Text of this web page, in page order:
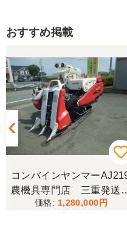
今回良い品を購入さ
す。また農機具購
広島県／農家
コンバインの購入
働時間など条件が
現物を確認するこ
取りをして信頼で
真と説明のみで購
働はしてませんが
で今年の刈り取り
ました
おすすめ掲載
コンバインヤンマー
農機具専門店 三重発送
備済み
1,280,000